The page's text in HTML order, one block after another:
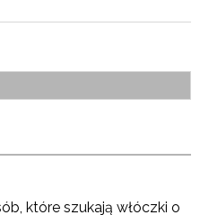
które szukają włóczki o